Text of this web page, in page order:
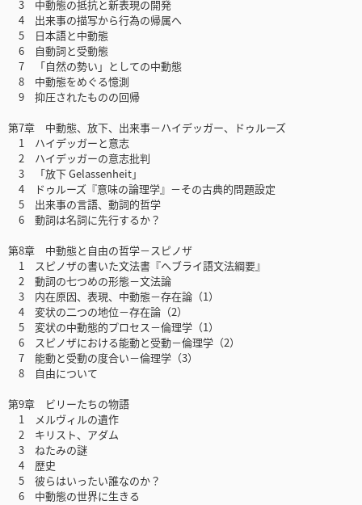
3 中動態の抵抗と新表現の開発
4 出来事の描写から行為の帰属へ
5 日本語と中動態
6 自動詞と受動態
7 「自然の勢い」としての中動態
8 中動態をめぐる憶測
9 抑圧されたものの回帰
第7章 中動態、放下、出来事－ハイデッガー、ドゥルーズ
1 ハイデッガーと意志
2 ハイデッガーの意志批判
3 「放下 Gelassenheit」
4 ドゥルーズ『意味の論理学』－その古典的問題設定
5 出来事の言語、動詞的哲学
6 動詞は名詞に先行するか？
第8章 中動態と自由の哲学－スピノザ
1 スピノザの書いた文法書『ヘブライ語文法綱要』
2 動詞の七つめの形態－文法論
3 内在原因、表現、中動態－存在論（1）
4 変状の二つの地位－存在論（2）
5 変状の中動態的プロセス－倫理学（1）
6 スピノザにおける能動と受動－倫理学（2）
7 能動と受動の度合い－倫理学（3）
8 自由について
第9章 ビリーたちの物語
1 メルヴィルの遺作
2 キリスト、アダム
3 ねたみの謎
4 歴史
5 彼らはいったい誰なのか？
6 中動態の世界に生きる